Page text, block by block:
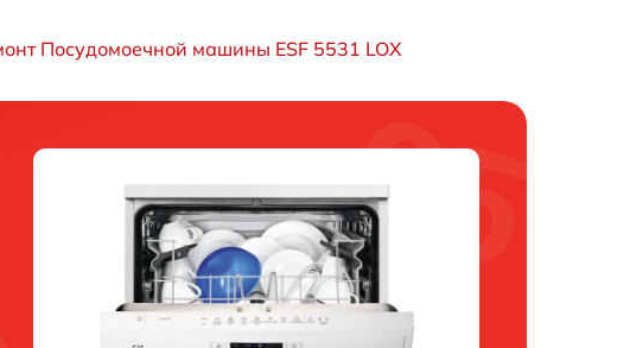
Посудомоечной машины ESF 5531 LOX